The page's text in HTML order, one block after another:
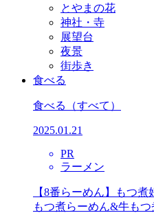
とやまの花
神社・寺
展望台
夜景
街歩き
食べる
食べる （すべて）
2025.01.21
PR
ラーメン
【8番らーめん】もつ
もつ煮らーめん&牛もつ